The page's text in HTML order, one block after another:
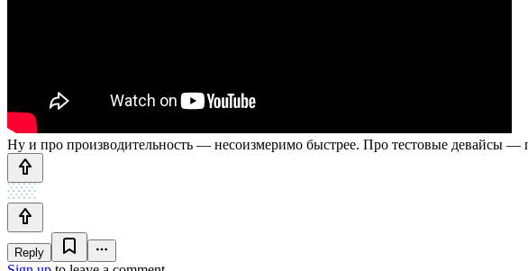
Ну и про производительность — несоизмеримо быстрее. Про тестовые девайсы —
Reply